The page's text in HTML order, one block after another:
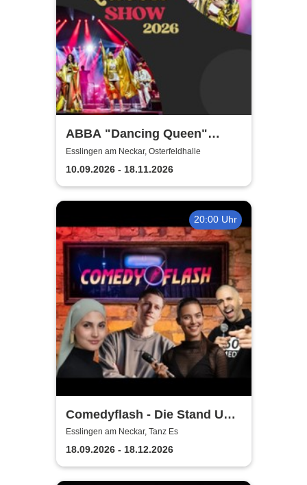
ABBA "Dancing Queen"
Show 2026
Esslingen am Neckar, Osterfeldhalle
10.09.2026 - 18.11.2026
20:00 Uhr
Comedyflash - Die Stand Up
Comedy Show in Esslingen
Esslingen am Neckar, Tanz Es
18.09.2026 - 18.12.2026